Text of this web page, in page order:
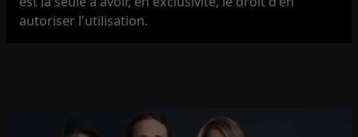
autoriser l'utilisation.